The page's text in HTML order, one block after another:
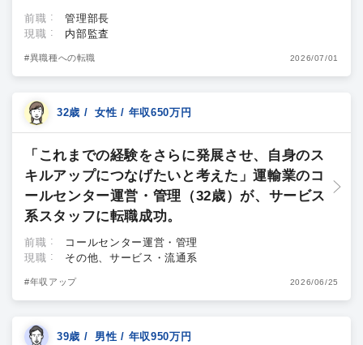
前職
管理部長
現職
内部監査
#異職種への転職 2026/07/01
32歳 / 女性 / 年収650万円
「これまでの経験をさらに発展させ、自身のス
キルアップにつなげたいと考えた」運輸業のコ
ールセンター運営・管理（32歳）が、サービス
系スタッフに転職成功。
前職
コールセンター運営・管理
現職
その他、サービス・流通系
#年収アップ 2026/06/25
39歳 / 男性 / 年収950万円